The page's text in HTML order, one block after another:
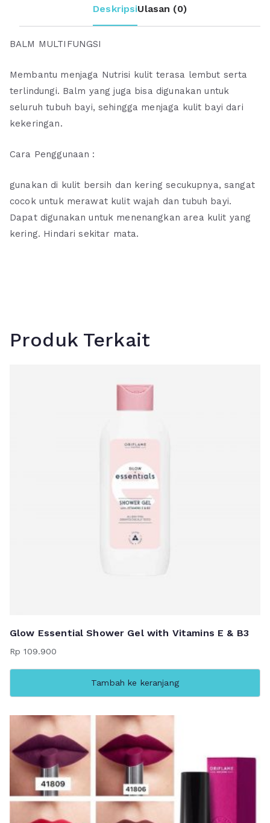
DeskripsiUlasan (0)
BALM MULTIFUNGSI
Membantu menjaga Nutrisi kulit terasa lembut serta
terlindungi. Balm yang juga bisa digunakan untuk
seluruh tubuh bayi, sehingga menjaga kulit bayi dari
kekeringan.
Cara Penggunaan :
gunakan di kulit bersih dan kering secukupnya, sangat
cocok untuk merawat kulit wajah dan tubuh bayi.
Dapat digunakan untuk menenangkan area kulit yang
kering. Hindari sekitar mata.
Produk Terkait
Glow Essential Shower Gel with Vitamins E & B3
Rp 109.900
Tambah ke keranjang